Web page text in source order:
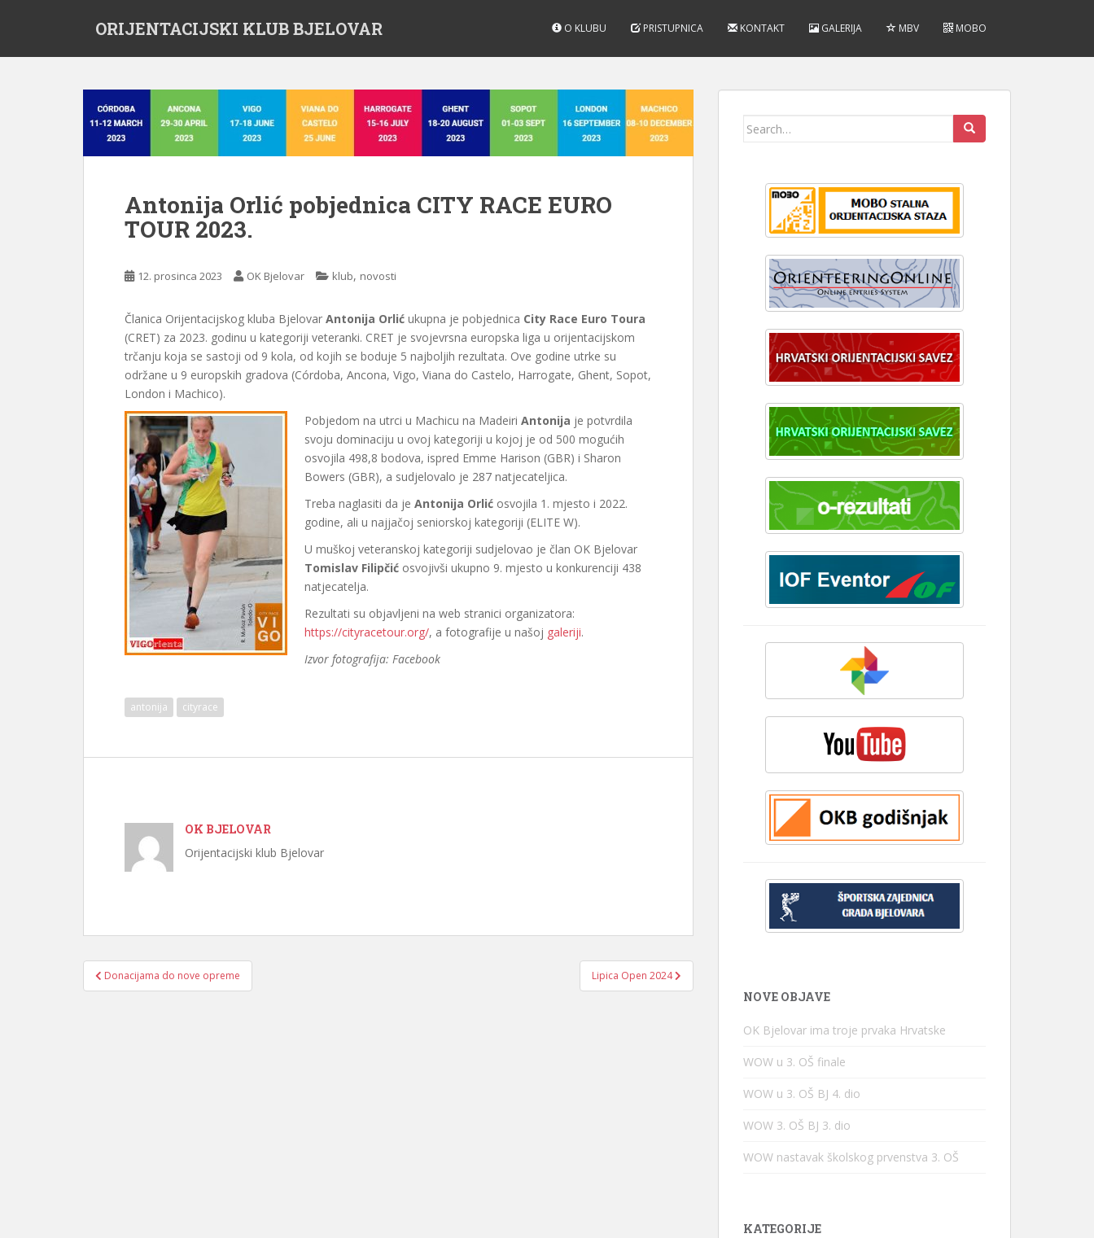
ORIJENTACIJSKI KLUB BJELOVAR O KLUBU PRISTUPNICA KONTAKT GALERIJA MBV MOBO
Antonija Orlić pobjednica CITY RACE EURO
TOUR 2023.
12. prosinca 2023 OK Bjelovar klub, novosti
Članica Orijentacijskog kluba Bjelovar Antonija Orlić ukupna je pobjednica City Race Euro Toura
(CRET) za 2023. godinu u kategoriji veteranki. CRET je svojevrsna europska liga u orijentacijskom
trčanju koja se sastoji od 9 kola, od kojih se boduje 5 najboljih rezultata. Ove godine utrke su
održane u 9 europskih gradova (Córdoba, Ancona, Vigo, Viana do Castelo, Harrogate, Ghent, Sopot,
London i Machico).
Pobjedom na utrci u Machicu na Madeiri Antonija je potvrdila
svoju dominaciju u ovoj kategoriji u kojoj je od 500 mogućih
osvojila 498,8 bodova, ispred Emme Harison (GBR) i Sharon
Bowers (GBR), a sudjelovalo je 287 natjecateljica.
Treba naglasiti da je Antonija Orlić osvojila 1. mjesto i 2022.
godine, ali u najjačoj seniorskoj kategoriji (ELITE W).
U muškoj veteranskoj kategoriji sudjelovao je član OK Bjelovar
Tomislav Filipčić osvojivši ukupno 9. mjesto u konkurenciji 438
natjecatelja.
Rezultati su objavljeni na web stranici organizatora:
https://cityracetour.org/, a fotografije u našoj galeriji.
Izvor fotografija: Facebook
antonija cityrace
OK BJELOVAR
Orijentacijski klub Bjelovar
Navigacija
objava
Donacijama do nove opreme Lipica Open 2024
Search
NOVE OBJAVE
OK Bjelovar ima troje prvaka Hrvatske
WOW u 3. OŠ finale
WOW u 3. OŠ BJ 4. dio
WOW 3. OŠ BJ 3. dio
WOW nastavak školskog prvenstva 3. OŠ
KATEGORIJE